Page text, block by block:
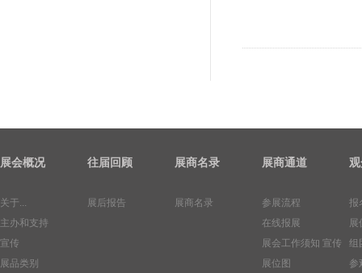
展会概况
关于...
主办和支持
宣传
展品类别
往届回顾
展后报告
展商名录
展商名录
展商通道
参展流程
在线报展
展会工作须知 宣传
展位图
报
展
组
参